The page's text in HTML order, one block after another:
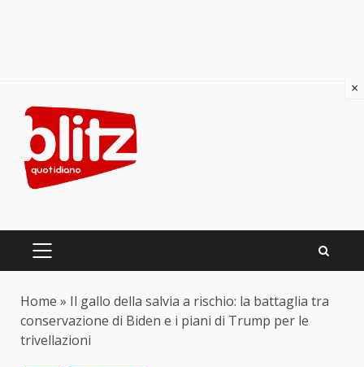
content
PRIMARY
Home » Il gallo della salvia a rischio: la battaglia tra
conservazione di Biden e i piani di Trump per le
trivellazioni
×